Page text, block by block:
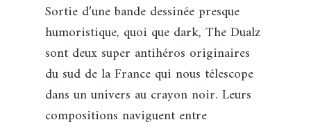
Sortie d’une bande dessinée presque
humoristique, quoi que dark, The Dualz
sont deux super antihéros originaires
du sud de la France qui nous télescope
dans un univers au crayon noir. Leurs
compositions naviguent entre